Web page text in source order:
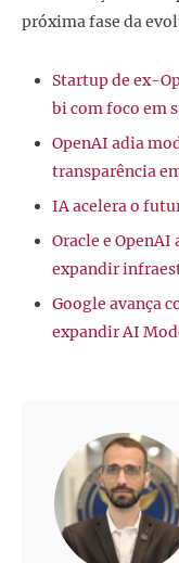
próxima fase da
Startup de ex-
bi com foco em
OpenAI adia
transparência
IA acelera o
Oracle e
expandir
Google avança
expandir AI